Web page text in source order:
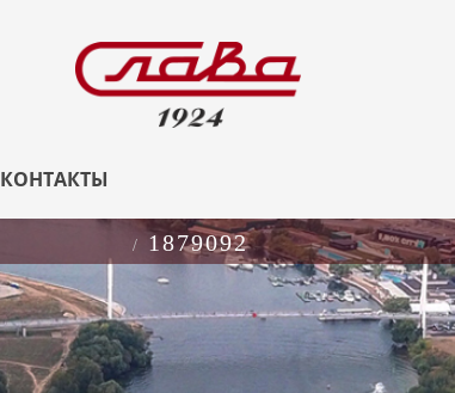
КОНТАКТЫ
1879092